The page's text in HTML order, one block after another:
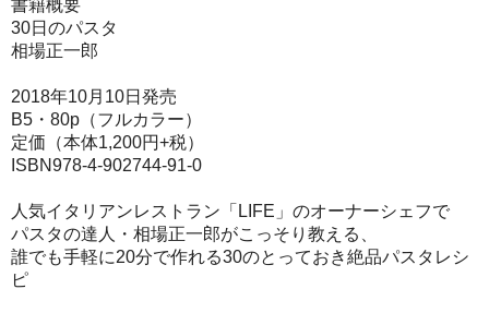
書籍概要
30日のパスタ
相場正一郎
2018年10月10日発売
B5・80p（フルカラー）
定価（本体1,200円+税）
ISBN978-4-902744-91-0
人気イタリアンレストラン「LIFE」のオーナーシェフで
パスタの達人・相場正一郎がこっそり教える、
誰でも手軽に20分で作れる30のとっておき絶品パスタレシ
ピ